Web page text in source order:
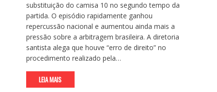
substituição do camisa 10 no segundo tempo da
partida. O episódio rapidamente ganhou
repercussão nacional e aumentou ainda mais a
pressão sobre a arbitragem brasileira. A diretoria
santista alega que houve “erro de direito” no
procedimento realizado pela…
LEIA MAIS